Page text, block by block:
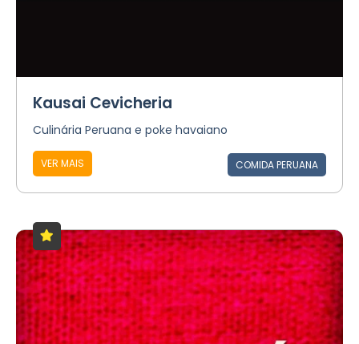
Kausai Cevicheria
Culinária Peruana e poke havaiano
VER MAIS COMIDA PERUANA